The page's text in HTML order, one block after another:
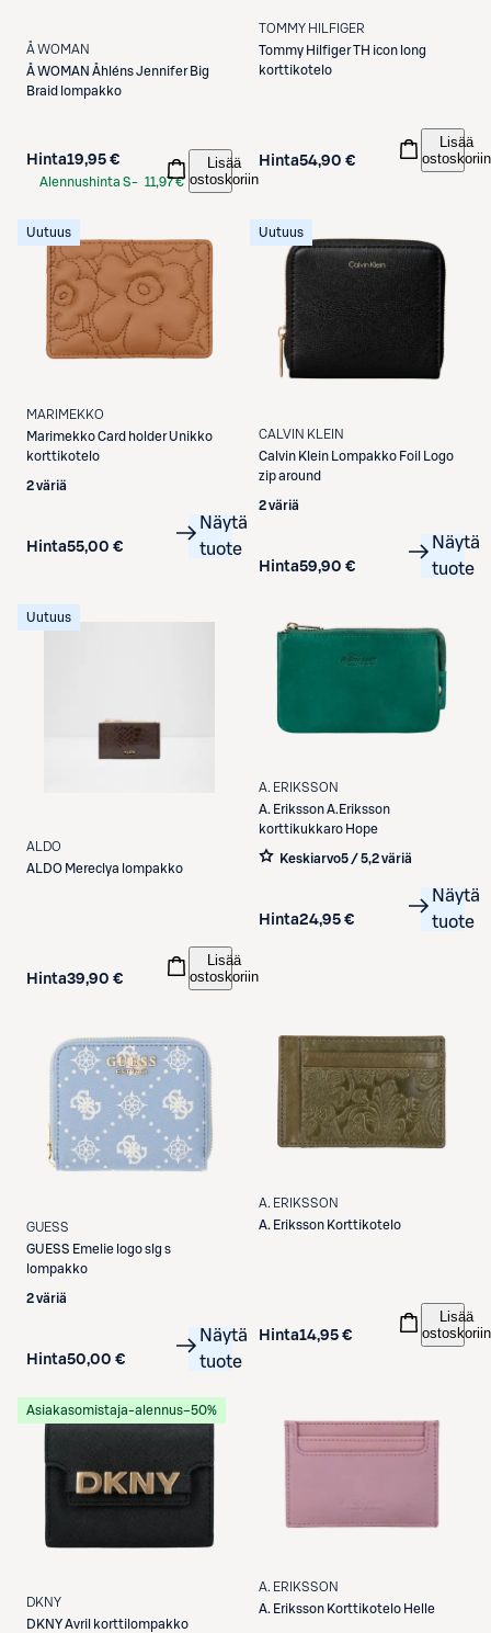
Å WOMAN
Å WOMAN Åhléns Jennifer Big
Braid lompakko
Hinta19,95 €
Alennushinta S- 11,97 €
Lisää
ostoskoriin
TOMMY HILFIGER
Tommy HilfigerTH icon long
korttikotelo
Hinta54,90 €
Lisää
ostoskoriin
Uutuus
MARIMEKKO
MarimekkoCard holder Unikko
korttikotelo
2 väriä
Hinta55,00 €
Näytä
tuote
Uutuus
CALVIN KLEIN
Calvin Klein
Lompakko Foil Logo
zip around
2 väriä
Hinta59,90 €
Näytä
tuote
Uutuus
ALDO
ALDO Mereclya lompakko
Hinta39,90 €
Lisää
ostoskoriin
A. ERIKSSON
A. ErikssonA.Eriksson
korttikukkaro Hope
Keskiarvo5 / 5,2 väriä
Hinta24,95 €
Näytä
tuote
GUESS
GUESS Emelie logo slg s
lompakko
2 väriä
Hinta50,00 €
Näytä
tuote
A. ERIKSSON
A. Eriksson Korttikotelo
Hinta14,95 €
Lisää
ostoskoriin
Asiakasomistaja-alennus−50%
DKNY
DKNYAvril korttilompakko
A. ERIKSSON
A. Eriksson Korttikotelo Helle